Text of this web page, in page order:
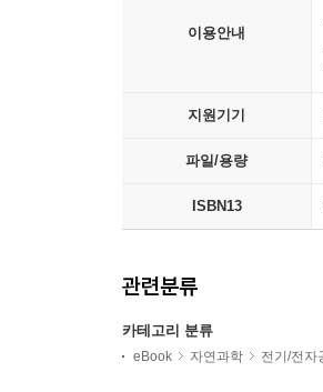
이용안내
지원기기
파일/용량
ISBN13
관련분류
카테고리 분류
eBook 자연과학 전기/전자